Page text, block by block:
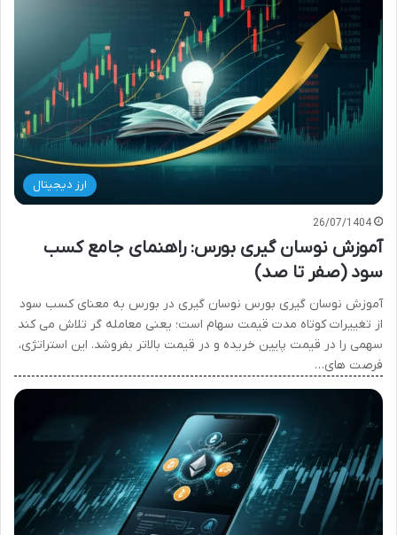
ارز دیجیتال
26/07/1404
آموزش نوسان گیری بورس: راهنمای جامع کسب
سود (صفر تا صد)
آموزش نوسان گیری بورس نوسان گیری در بورس به معنای کسب سود
از تغییرات کوتاه مدت قیمت سهام است؛ یعنی معامله گر تلاش می کند
سهمی را در قیمت پایین خریده و در قیمت بالاتر بفروشد. این استراتژی،
فرصت های…